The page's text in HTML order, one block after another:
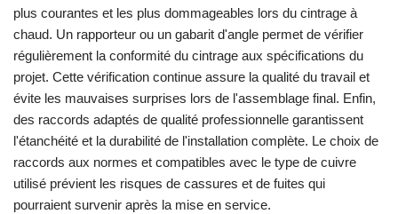
plus courantes et les plus dommageables lors du cintrage à
chaud. Un rapporteur ou un gabarit d'angle permet de vérifier
régulièrement la conformité du cintrage aux spécifications du
projet. Cette vérification continue assure la qualité du travail et
évite les mauvaises surprises lors de l'assemblage final. Enfin,
des raccords adaptés de qualité professionnelle garantissent
l'étanchéité et la durabilité de l'installation complète. Le choix de
raccords aux normes et compatibles avec le type de cuivre
utilisé prévient les risques de cassures et de fuites qui
pourraient survenir après la mise en service.